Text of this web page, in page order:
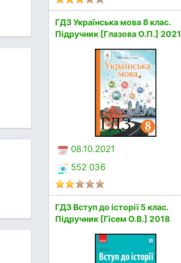
ГДЗ Українська мова 8 клас.
Підручник [Глазова О.П.] 2021
08.10.2021
552 036
ГДЗ Вступ до історії 5 клас.
Підручник [Гісем О.В.] 2018